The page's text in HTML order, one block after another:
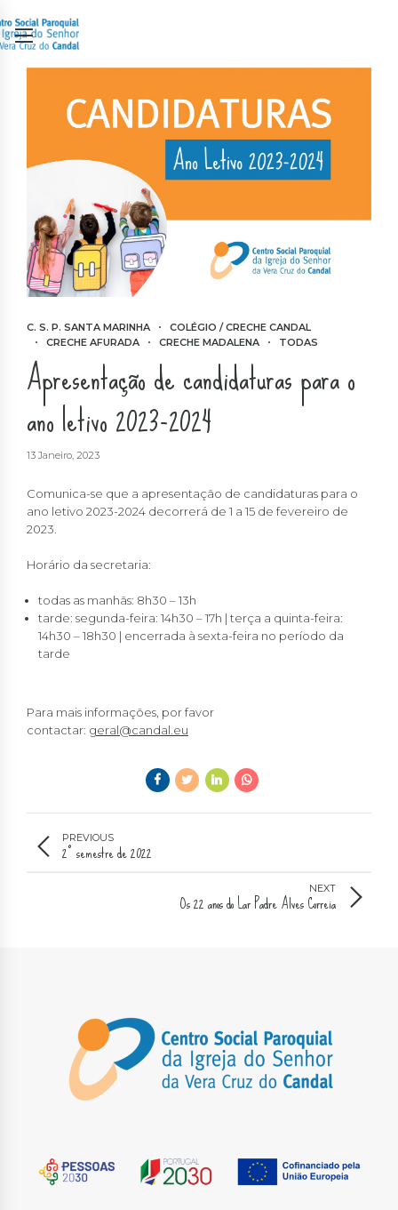
C. S. P. SANTA MARINHA
COLÉGIO / CRECHE CANDAL
CRECHE AFURADA
CRECHE MADALENA TODAS
Apresentação de candidaturas para o
ano letivo 2023-2024
13 Janeiro, 2023
Comunica-se que a apresentação de candidaturas para o
ano letivo 2023-2024 decorrerá de 1 a 15 de fevereiro de
2023.
Horário da secretaria:
todas as manhãs: 8h30 – 13h
tarde: segunda-feira: 14h30 – 17h | terça a quinta-feira:
14h30 – 18h30 | encerrada à sexta-feira no período da
tarde
Para mais informações, por favor
contactar: geral@candal.eu
PREVIOUS
2º semestre de 2022
NEXT
Os 22 anos do Lar Padre Alves Correia